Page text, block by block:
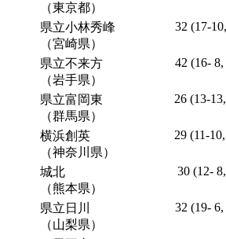
（東京都）
県立小林秀峰
（宮崎県）
32 (17-
県立不来方
（岩手県）
42 (16-
県立富岡東
（群馬県）
26 (13-
横浜創英
（神奈川県）
29 (11-
城北
（熊本県）
30 (12-
県立日川
（山梨県）
32 (19- 6,